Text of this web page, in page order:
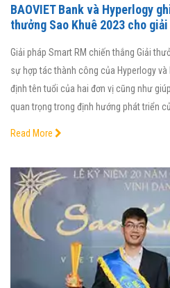
BAOVIET Bank và Hyperlogy
thưởng Sao Khuê 2023 cho
Giải pháp Smart RM chiến thắng Giải
sự hợp tác thành công của Hyperlogy và
định tên tuổi của hai đơn vị cũng như
quan trọng trong định hướng phát triển
Read More